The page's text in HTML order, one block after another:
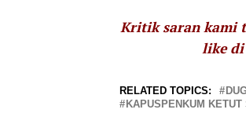
Kritik saran kami
like di
RELATED TOPICS:
KAPUSPENKUM KETUT